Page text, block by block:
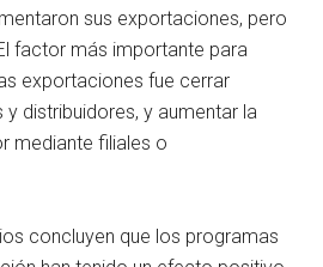
sus exportaciones, pero
factor más importante para
exportaciones fue cerrar
distribuidores, y aumentar la
mediante filiales o
concluyen que los programas